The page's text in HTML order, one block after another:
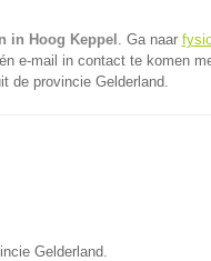
in Hoog Keppel . Ga naar
e-mail in contact te komen
de provincie Gelderland.
Gelderland.